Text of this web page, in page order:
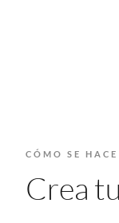
CÓMO SE HACE
Crea